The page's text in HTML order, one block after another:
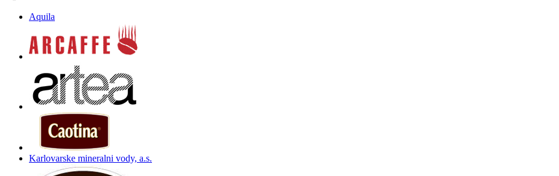
Aquila
Karlovarske mineralni vody, a.s.